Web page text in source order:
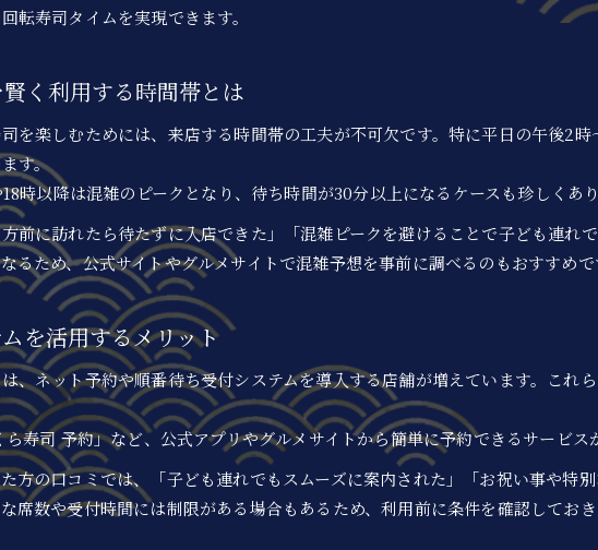
転寿司タイムを実現できます。
く利用する時間帯とは
を楽しむためには、来店する時間帯の工夫が不可欠です。特に平日の午後2
す。
時以降は混雑のピークとなり、待ち時間が30分以上になるケースも珍しくあり
前に訪れたら待たずに入店できた」「混雑ピークを避けることで子ども連れ
るため、公式サイトやグルメサイトで混雑予想を事前に調べるのもおすすめで
を活用するメリット
、ネット予約や順番待ち受付システムを導入する店舗が増えています。これ
寿司 予約」など、公式アプリやグルメサイトから簡単に予約できるサービス
方の口コミでは、「子ども連れでもスムーズに案内された」「お祝い事や特
席数や受付時間には制限がある場合もあるため、利用前に条件を確認しておき